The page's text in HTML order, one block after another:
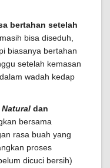
bertahan setelah
bisa diseduh,
biasanya bertahan
setelah kemasan
wadah kedap
Natural dan
bersama
rasa buah yang
proses
dicuci bersih)